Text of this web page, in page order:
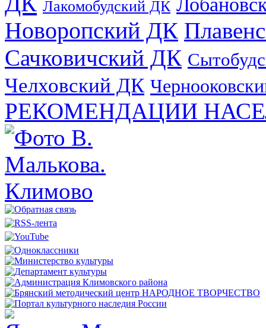
Лакомобудский ДК
Новоропский ДК
Сачковичский ДК
Челховский ДК
РЕКОМЕНДАЦИИ